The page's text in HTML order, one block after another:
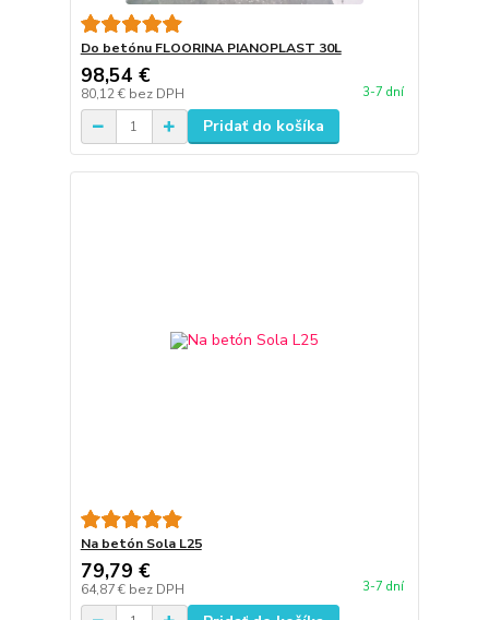
Do betónu FLOORINA PIANOPLAST 30L
98,54 €
80,12 € bez DPH 3-7 dní
Pridať do košíka
Na betón Sola L25
79,79 €
64,87 € bez DPH 3-7 dní